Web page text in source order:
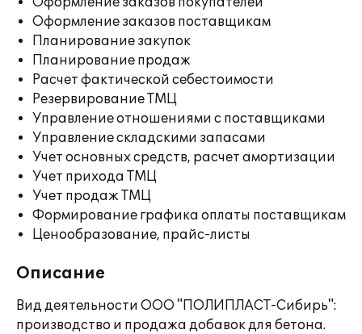
Оформление заказов поставщикам
Планирование закупок
Планирование продаж
Расчет фактической себестоимости
Резервирование ТМЦ
Управление отношениями с поставщиками
Управление складскими запасами
Учет основных средств, расчет амортизации
Учет прихода ТМЦ
Учет продаж ТМЦ
Формирование графика оплаты поставщикам
Ценообразование, прайс-листы
Описание
Вид деятельности ООО "ПОЛИПЛАСТ-Сибирь":
производство и продажа добавок для бетона.